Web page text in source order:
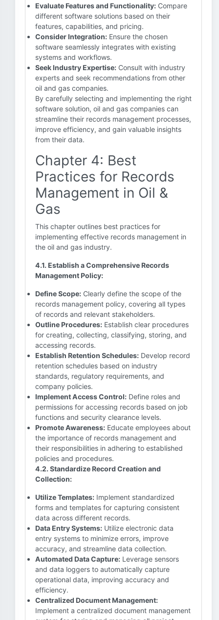
Evaluate Features and Functionality: Compare
different software solutions based on their
features, capabilities, and pricing.
Consider Integration: Ensure the chosen
software seamlessly integrates with existing
systems and workflows.
Seek Industry Expertise: Consult with industry
experts and seek recommendations from other
oil and gas companies.
By carefully selecting and implementing the right
software solution, oil and gas companies can
streamline their records management processes,
improve efficiency, and gain valuable insights
from their data.
Chapter 4: Best
Practices for Records
Management in Oil &
Gas
This chapter outlines best practices for
implementing effective records management in
the oil and gas industry.
4.1. Establish a Comprehensive Records
Management Policy:
Define Scope: Clearly define the scope of the
records management policy, covering all types
of records and relevant stakeholders.
Outline Procedures: Establish clear procedures
for creating, collecting, classifying, storing, and
accessing records.
Establish Retention Schedules: Develop record
retention schedules based on industry
standards, regulatory requirements, and
company policies.
Implement Access Control: Define roles and
permissions for accessing records based on job
functions and security clearance levels.
Promote Awareness: Educate employees about
the importance of records management and
their responsibilities in adhering to established
policies and procedures.
4.2. Standardize Record Creation and
Collection:
Utilize Templates: Implement standardized
forms and templates for capturing consistent
data across different records.
Data Entry Systems: Utilize electronic data
entry systems to minimize errors, improve
accuracy, and streamline data collection.
Automated Data Capture: Leverage sensors
and data loggers to automatically capture
operational data, improving accuracy and
efficiency.
Centralized Document Management:
Implement a centralized document management